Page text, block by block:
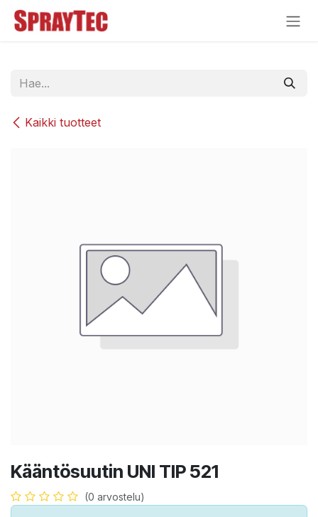
Siirry sisältöön
Kaikki tuotteet
Kääntösuutin UNI TIP 521
(0 arvostelu)